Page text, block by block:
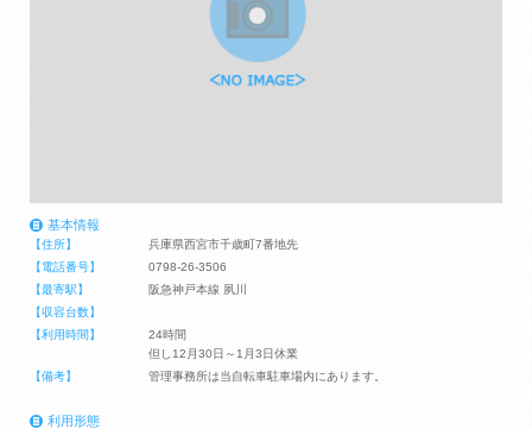
基本情報
【住所】
兵庫県西宮市千歳町7番地先
【電話番号】
0798-26-3506
【最寄駅】
阪急神戸本線 夙川
【収容台数】
【利用時間】
24時間
但し12月30日～1月3日休業
【備考】
管理事務所は当自転車駐車場内にあります。
利用形態